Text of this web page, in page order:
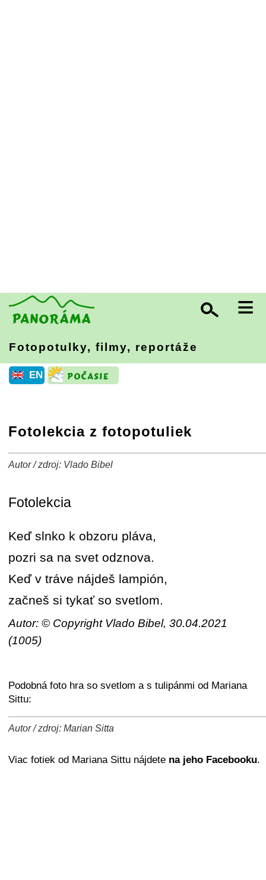
≡
Fotopotulky, filmy, reportáže
EN
Fotolekcia z fotopotuliek
Autor / zdroj: Vlado Bibel
Fotolekcia
Keď slnko k obzoru pláva,
pozri sa na svet odznova.
Keď v tráve nájdeš lampión,
začneš si tykať so svetlom.
Autor: © Copyright Vlado Bibel, 30.04.2021
(1005)
Podobná foto hra so svetlom a s tulipánmi od Mariana
Sittu:
Autor / zdroj: Marian Sitta
Viac fotiek od Mariana Sittu nájdete na jeho Facebooku.